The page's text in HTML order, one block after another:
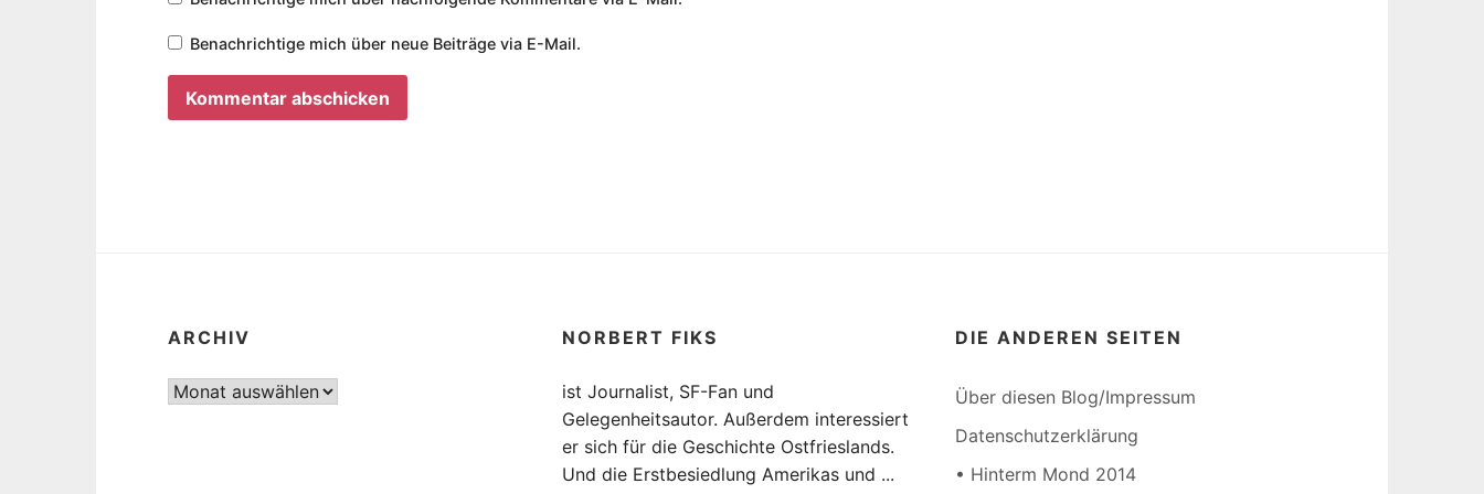
Benachrichtige mich über neue Beiträge via E-Mail.
ARCHIV
Archiv
NORBERT FIKS
ist Journalist, SF-Fan und
Gelegenheitsautor. Außerdem interessiert
er sich für die Geschichte Ostfrieslands.
Und die Erstbesiedlung Amerikas und ...
DIE ANDEREN SEITEN
Über diesen Blog/Impressum
Datenschutzerklärung
• Hinterm Mond 2014